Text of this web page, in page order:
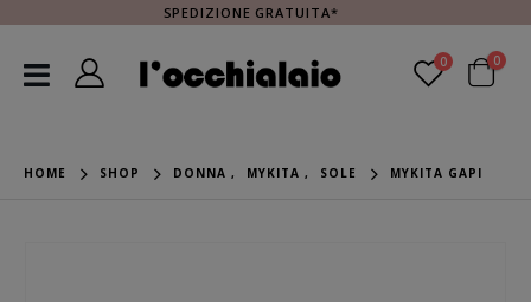
SPEDIZIONE GRATUITA*
0 0
HOME SHOP DONNA , MYKITA , SOLE MYKITA GAPI